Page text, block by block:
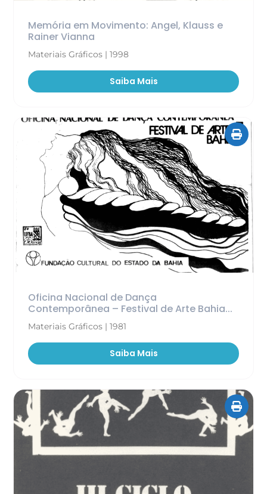
Memória em Movimento: Angel, Klauss e
Rainer Vianna
Materiais Gráficos | 1998
Saiba Mais
Oficina Nacional de Dança
Contemporânea – Festival de Arte Bahia...
Materiais Gráficos | 1981
Saiba Mais